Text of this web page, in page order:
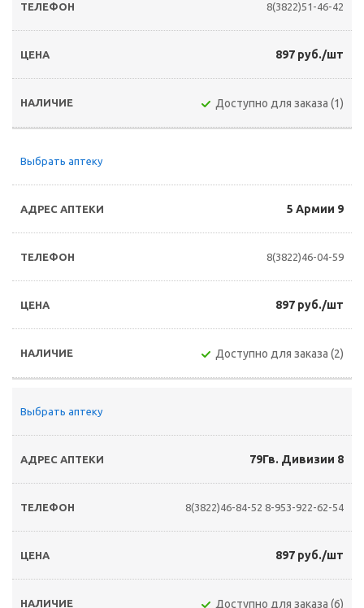
8(3822)51-46-42
897 руб./шт
Доступно для заказа (1)
Выбрать аптеку
5 Армии 9
8(3822)46-04-59
897 руб./шт
Доступно для заказа (2)
Выбрать аптеку
79Гв. Дивизии 8
8(3822)46-84-52 8-953-922-62-54
897 руб./шт
Доступно для заказа (6)